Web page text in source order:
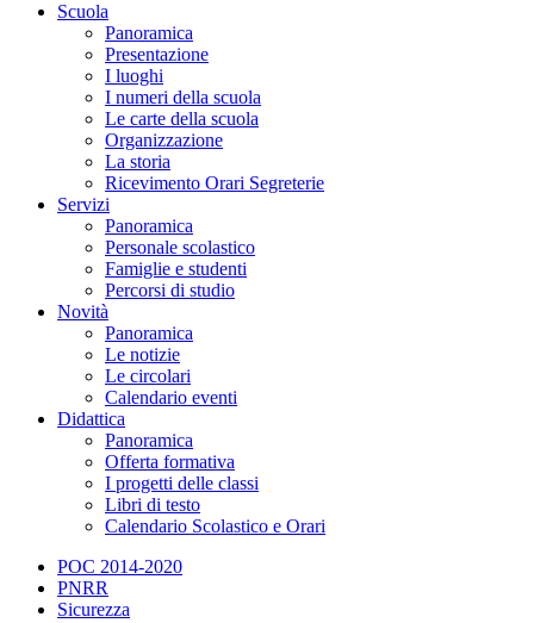
Scuola
Panoramica
Presentazione
I luoghi
I numeri della scuola
Le carte della scuola
Organizzazione
La storia
Ricevimento Orari Segreterie
Servizi
Panoramica
Personale scolastico
Famiglie e studenti
Percorsi di studio
Novità
Panoramica
Le notizie
Le circolari
Calendario eventi
Didattica
Panoramica
Offerta formativa
I progetti delle classi
Libri di testo
Calendario Scolastico e Orari
POC 2014-2020
PNRR
Sicurezza